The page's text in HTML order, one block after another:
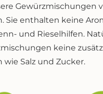
Gewürzmischungen
Sie enthalten keine
und Rieselhilfen.
keine
wie Salz und Zucker.